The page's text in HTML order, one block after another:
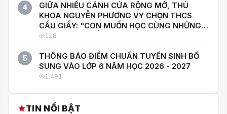
4
GIỮA NHIỀU CÁNH CỬA RỘNG MỞ, THỦ
KHOA NGUYỄN PHƯƠNG VY CHỌN THCS
CẦU GIẤY: "CON MUỐN HỌC CÙNG NHỮNG
NGƯỜI GIỎI NHẤT!"
118
5
THÔNG BÁO ĐIỂM CHUẨN TUYỂN SINH BỔ
SUNG VÀO LỚP 6 NĂM HỌC 2026 - 2027
1.491
TIN NỔI BẬT